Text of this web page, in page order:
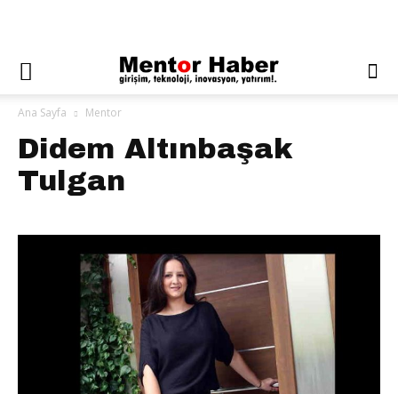
Ana Sayfa Mentor
Didem Altınbaşak
Tulgan